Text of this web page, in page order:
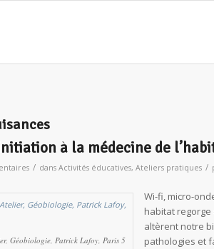
à la médecine de
/ dans Activités éducatives, Ateliers pratiques /
Géobiologie, Patrick Lafoy, Paris 5
Wi-fi, micro-
habitat
altèrent notre
pathologies et